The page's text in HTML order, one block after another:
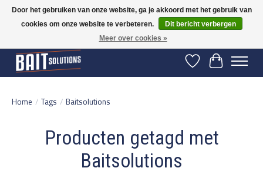
Gratis verzending vanaf 50 euro binnen NL | Op voorraad binnen 2-5 werkdagen
verzonden | België vanaf 70 euro gratis verzonden
Verlanglijst
Home / Tags / Baitsolutions
Producten getagd met
Baitsolutions
Door het gebruiken van onze website, ga je akkoord met het gebruik van
cookies om onze website te verbeteren.
Dit bericht verbergen
Meer over cookies »